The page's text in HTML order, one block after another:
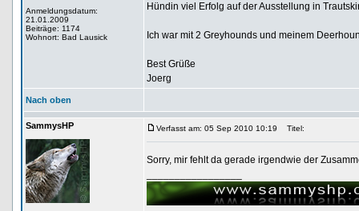
Anmeldungsdatum:
21.01.2009
Beiträge: 1174
Wohnort: Bad Lausick
Hündin viel Erfolg auf der Ausstellung in
Ich war mit 2 Greyhounds und meinem
Best Grüße
Joerg
Nach oben
SammysHP Verfasst am: 05 Sep 2010 10:19 Titel:
Sorry, mir fehlt da gerade irgendwie der